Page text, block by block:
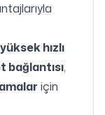
hızlı
,
için